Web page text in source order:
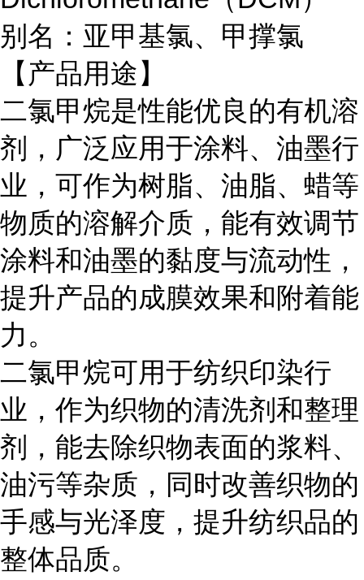
别名：亚甲基氯、甲撑氯
【产品用途】
二氯甲烷是性能优良的有机溶
剂，广泛应用于涂料、油墨行
业，可作为树脂、油脂、蜡等
物质的溶解介质，能有效调节
涂料和油墨的黏度与流动性，
提升产品的成膜效果和附着能
力。
二氯甲烷可用于纺织印染行
业，作为织物的清洗剂和整理
剂，能去除织物表面的浆料、
油污等杂质，同时改善织物的
手感与光泽度，提升纺织品的
整体品质。